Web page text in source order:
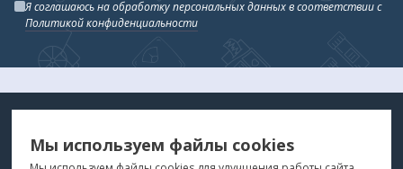
Я соглашаюсь на обработку персональных данных в соответствии с
Политикой конфиденциальности
ДЛЯ ВАС
"Медтехника для Вас"©2026
Мы используем файлы cookies